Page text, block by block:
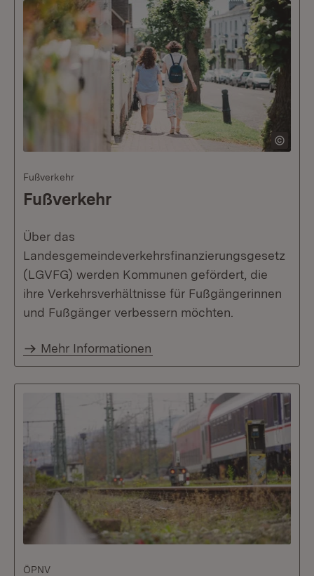
Fußverkehr
Fußverkehr
Über das
Landesgemeindeverkehrsfinanzierungsgesetz
(LGVFG) werden Kommunen gefördert, die
ihre Verkehrsverhältnisse für Fußgängerinnen
und Fußgänger verbessern möchten.
Mehr Informationen
ÖPNV